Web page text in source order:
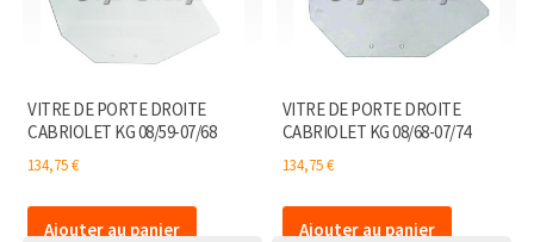
VITRE DE PORTE DROITE
CABRIOLET KG 08/59-07/68
134,75€
Ajouter au panier
VITRE DE PORTE DROITE
CABRIOLET KG 08/68-07/74
134,75€
Ajouter au panier